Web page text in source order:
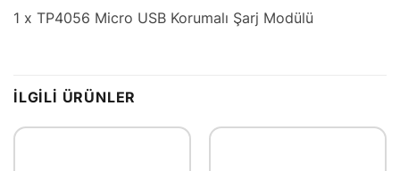
1 x TP4056 Micro USB Korumalı Şarj Modülü
İLGILI ÜRÜNLER